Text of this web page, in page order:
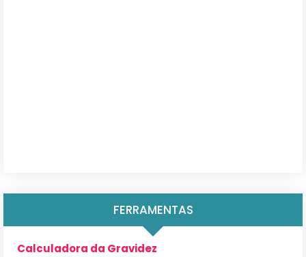
FERRAMENTAS
Calculadora da Gravidez